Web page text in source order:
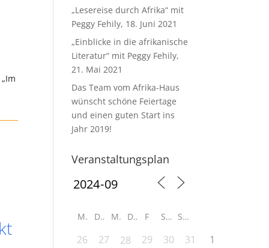
„Lesereise durch Afrika“ mit
Peggy Fehily, 18. Juni 2021
„Einblicke in die afrikanische
Literatur“ mit Peggy Fehily,
21. Mai 2021
Das Team vom Afrika-Haus
wünscht schöne Feiertage
und einen guten Start ins
Jahr 2019!
Veranstaltungsplan
M D M D F S S
26 27 28 29 30 31
1